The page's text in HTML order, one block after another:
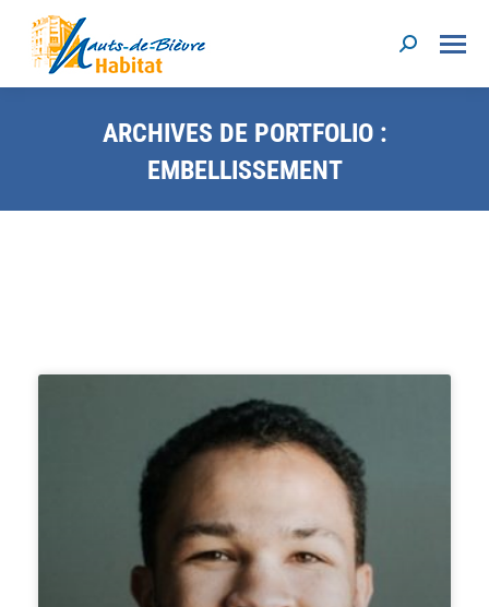
ARCHIVES DE PORTFOLIO :
EMBELLISSEMENT